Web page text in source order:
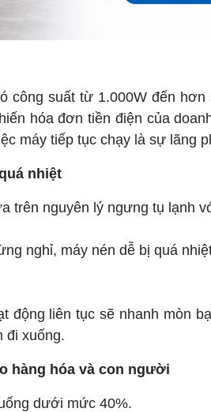
công suất từ 1.000W đến
hóa đơn tiền điện của
máy tiếp tục chạy là sự lãng
nhiệt
trên nguyên lý ngưng tụ lạnh
nghỉ, máy nén dễ bị quá
động liên tục sẽ nhanh mòn
đi xuống.
hàng hóa và con người
dưới mức 40%.